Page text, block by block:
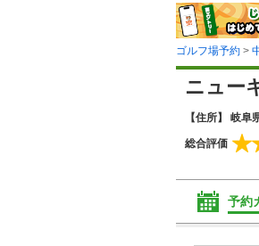
ゴルフ場予約 >
ニュー
【住所】 岐
総合評価
予約